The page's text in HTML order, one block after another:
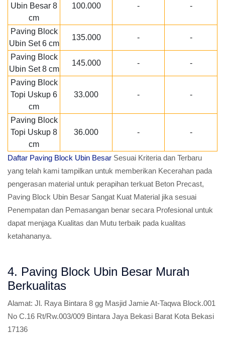
Ubin Besar 8
cm
100.000 - -
Paving Block
Ubin Set 6 cm
135.000 - -
Paving Block
Ubin Set 8 cm
145.000 - -
Paving Block
Topi Uskup 6
cm
33.000 - -
Paving Block
Topi Uskup 8
cm
36.000 - -
Daftar Paving Block Ubin Besar Sesuai Kriteria dan Terbaru
yang telah kami tampilkan untuk memberikan Kecerahan pada
pengerasan material untuk perapihan terkuat Beton Precast,
Paving Block Ubin Besar Sangat Kuat Material jika sesuai
Penempatan dan Pemasangan benar secara Profesional untuk
dapat menjaga Kualitas dan Mutu terbaik pada kualitas
ketahananya.
4. Paving Block Ubin Besar Murah
Berkualitas
Alamat: Jl. Raya Bintara 8 gg Masjid Jamie At-Taqwa Block.001
No C.16 Rt/Rw.003/009 Bintara Jaya Bekasi Barat Kota Bekasi
17136